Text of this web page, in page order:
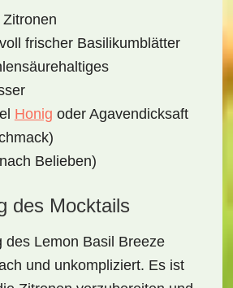
frischer Basilikumblätter
Honig oder Agavendicksaft
Belieben)
des Mocktails
des Lemon Basil Breeze
und unkompliziert. Es ist